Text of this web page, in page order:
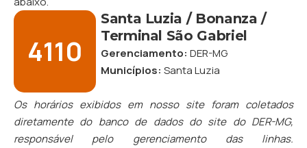
4110
Santa Luzia / Bonanza /
Terminal São Gabriel
Gerenciamento: DER-MG
Municípios: Santa Luzia
Os horários exibidos em nosso site foram coletados
diretamente do banco de dados do site do DER-MG,
responsável pelo gerenciamento das linhas.